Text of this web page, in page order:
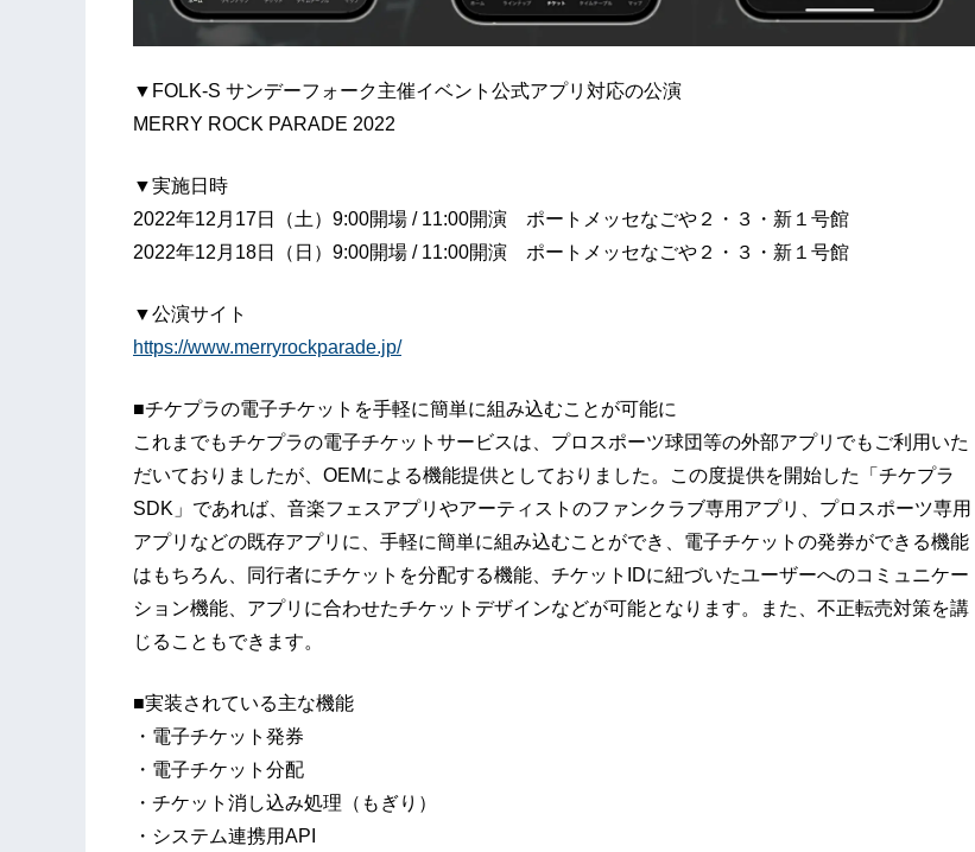
▼FOLK-S サンデーフォーク主催イベント公式アプリ対応の公演
MERRY ROCK PARADE 2022
▼実施日時
2022年12月17日（土）9:00開場 / 11:00開演 ポートメッセなごや２・３・新１号館
2022年12月18日（日）9:00開場 / 11:00開演 ポートメッセなごや２・３・新１号館
▼公演サイト
https://www.merryrockparade.jp/
■チケプラの電子チケットを手軽に簡単に組み込むことが可能に
これまでもチケプラの電子チケットサービスは、プロスポーツ球団等の外部アプリでもご利用いた
だいておりましたが、OEMによる機能提供としておりました。この度提供を開始した「チケプラ
SDK」であれば、音楽フェスアプリやアーティストのファンクラブ専用アプリ、プロスポーツ専用
アプリなどの既存アプリに、手軽に簡単に組み込むことができ、電子チケットの発券ができる機能
はもちろん、同行者にチケットを分配する機能、チケットIDに紐づいたユーザーへのコミュニケー
ション機能、アプリに合わせたチケットデザインなどが可能となります。また、不正転売対策を講
じることもできます。
■実装されている主な機能
・電子チケット発券
・電子チケット分配
・チケット消し込み処理（もぎり）
・システム連携用API